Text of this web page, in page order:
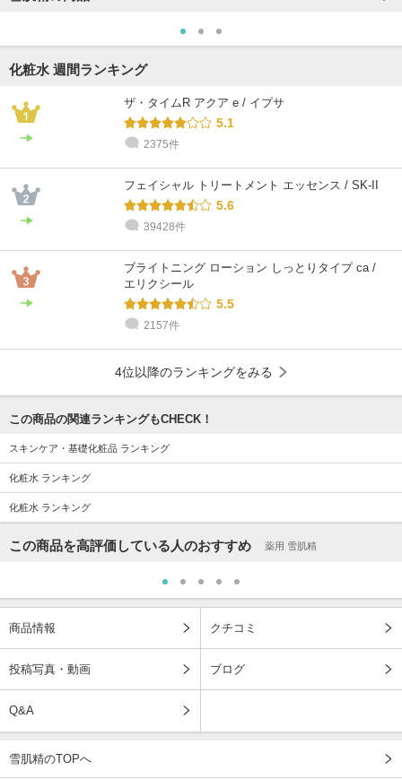
化粧水 週間ランキング
ザ・タイムR アクア e / イプサ
5.1
2375件
フェイシャル トリートメント エッセンス / SK-II
5.6
39428件
ブライトニング ローション しっとりタイプ ca /
エリクシール
5.5
2157件
4位以降のランキングをみる
この商品の関連ランキングもCHECK！
スキンケア・基礎化粧品 ランキング
化粧水 ランキング
化粧水 ランキング
この商品を高評価している人のおすすめ 薬用 雪肌精
商品情報 クチコミ
投稿写真・動画 ブログ
Q&A
雪肌精のTOPへ